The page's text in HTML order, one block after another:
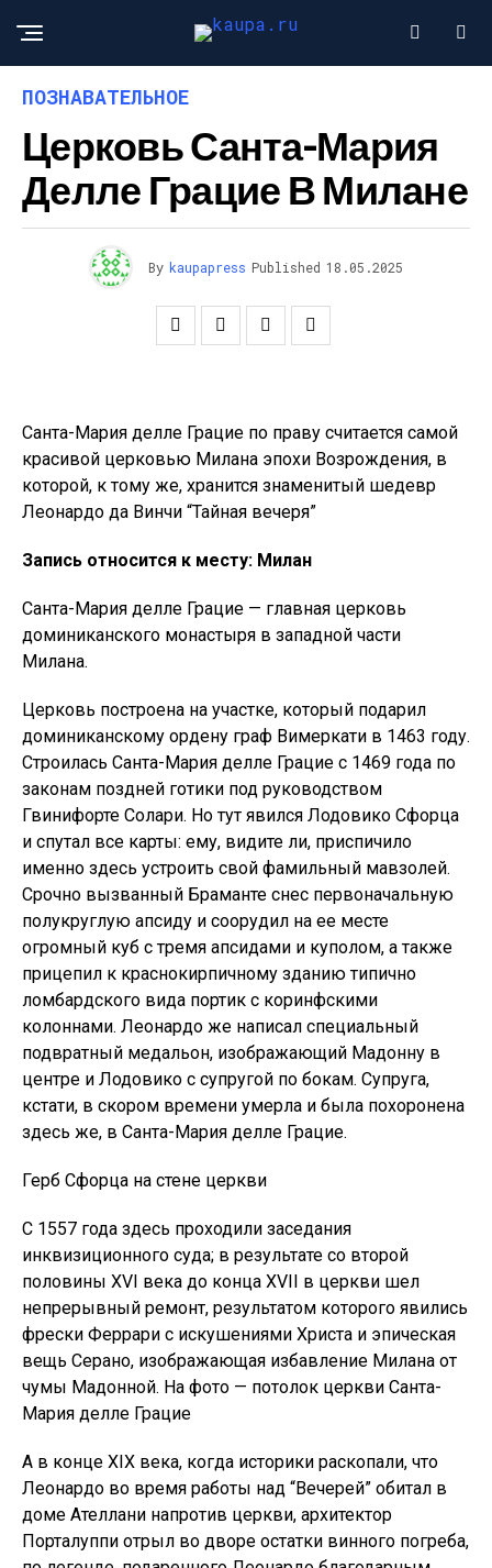
ПОЗНАВАТЕЛЬНОЕ
Церковь Санта-Мария
Делле Грацие В Милане
By kaupapress Published 18.05.2025
Санта-Мария делле Грацие по праву считается самой
красивой церковью Милана эпохи Возрождения, в
которой, к тому же, хранится знаменитый шедевр
Леонардо да Винчи “Тайная вечеря”
Запись относится к месту: Милан
Санта-Мария делле Грацие — главная церковь
доминиканского монастыря в западной части
Милана.
Церковь построена на участке, который подарил
доминиканскому ордену граф Вимеркати в 1463 году.
Строилась Санта-Мария делле Грацие с 1469 года по
законам поздней готики под руководством
Гвинифорте Солари. Но тут явился Лодовико Сфорца
и спутал все карты: ему, видите ли, приспичило
именно здесь устроить свой фамильный мавзолей.
Срочно вызванный Браманте снес первоначальную
полукруглую апсиду и соорудил на ее месте
огромный куб с тремя апсидами и куполом, а также
прицепил к краснокирпичному зданию типично
ломбардского вида портик с коринфскими
колоннами. Леонардо же написал специальный
подвратный медальон, изображающий Мадонну в
центре и Лодовико с супругой по бокам. Супруга,
кстати, в скором времени умерла и была похоронена
здесь же, в Санта-Мария делле Грацие.
Герб Сфорца на стене церкви
С 1557 года здесь проходили заседания
инквизиционного суда; в результате со второй
половины XVI века до конца XVII в церкви шел
непрерывный ремонт, результатом которого явились
фрески Феррари с искушениями Христа и эпическая
вещь Серано, изображающая избавление Милана от
чумы Мадонной. На фото — потолок церкви Санта-
Мария делле Грацие
А в конце XIX века, когда историки раскопали, что
Леонардо во время работы над “Вечерей” обитал в
доме Ателлани напротив церкви, архитектор
Порталуппи отрыл во дворе остатки винного погреба,